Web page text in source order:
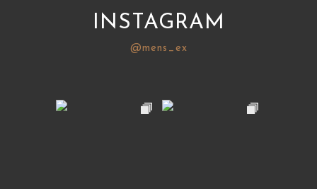
INSTAGRAM
@mens_ex